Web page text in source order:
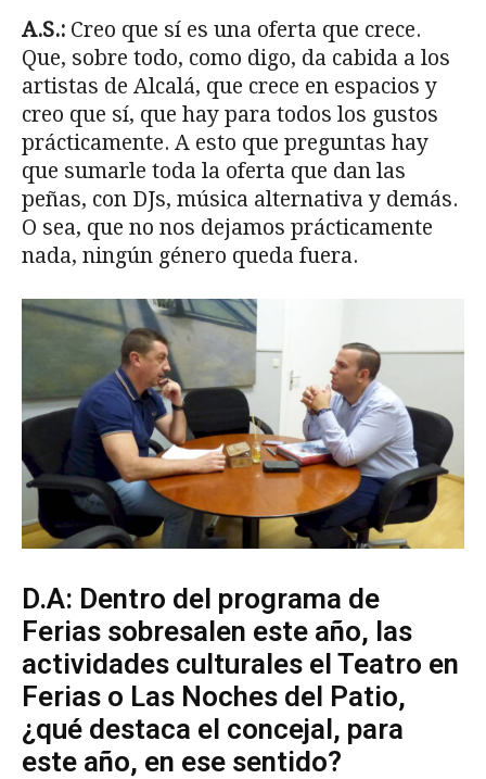
A.S.: Creo que sí es una oferta que crece.
Que, sobre todo, como digo, da cabida a los
artistas de Alcalá, que crece en espacios y
creo que sí, que hay para todos los gustos
prácticamente. A esto que preguntas hay
que sumarle toda la oferta que dan las
peñas, con DJs, música alternativa y demás.
O sea, que no nos dejamos prácticamente
nada, ningún género queda fuera.
D.A: Dentro del programa de
Ferias sobresalen este año, las
actividades culturales el Teatro en
Ferias o Las Noches del Patio,
¿qué destaca el concejal, para
este año, en ese sentido?